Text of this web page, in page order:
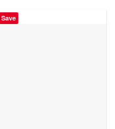
Save